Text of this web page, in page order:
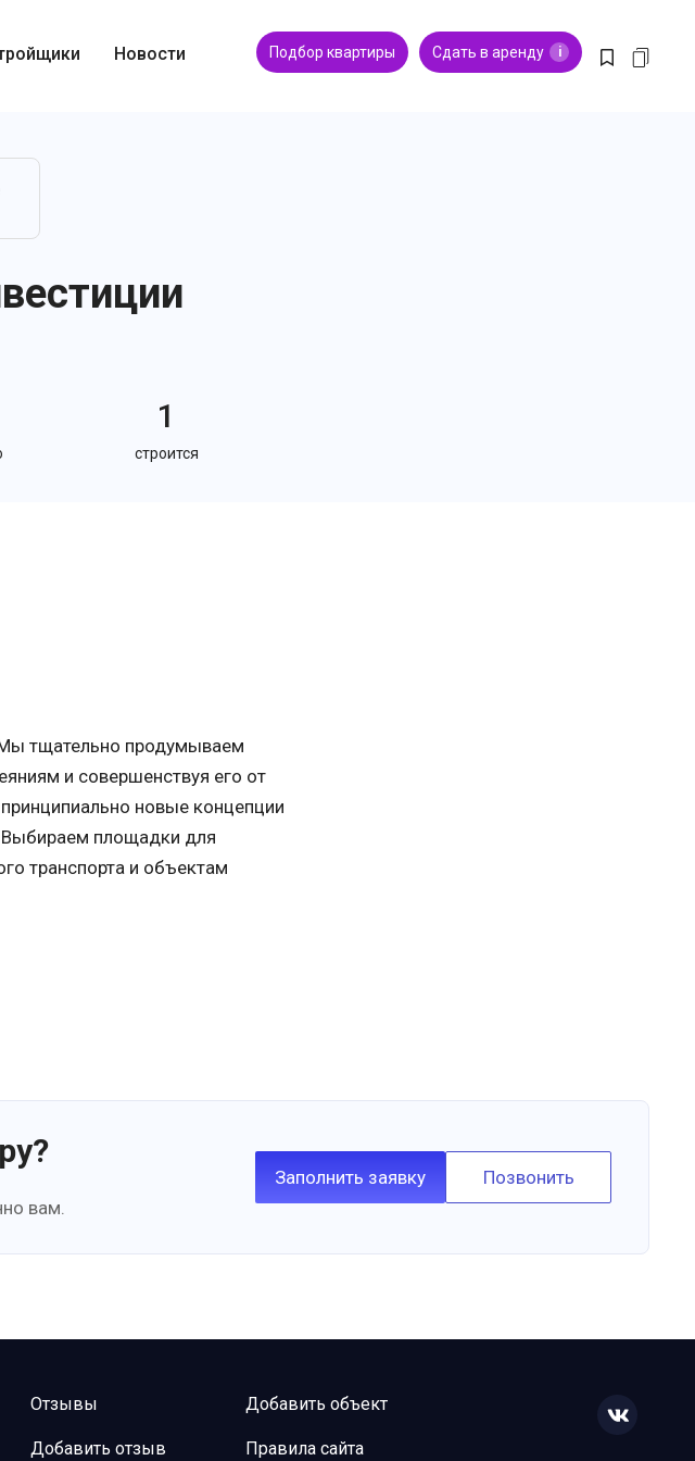
Новости Подбор квартиры Сдать в аренду i
1
строится
тщательно продумываем
и совершенствуя его от
новые концепции
Выбираем площадки для
транспорта и объектам
вам.
Заполнить заявку Позвонить
Отзывы
Добавить отзыв
Добавить объект
Правила сайта